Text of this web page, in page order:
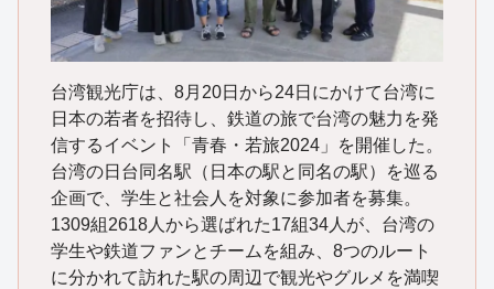
台湾観光庁は、8月20日から24日にかけて台湾に
日本の若者を招待し、鉄道の旅で台湾の魅力を発
信するイベント「青春・若旅2024」を開催した。
台湾の日台同名駅（日本の駅と同名の駅）を巡る
企画で、学生と社会人を対象に参加者を募集。
1309組2618人から選ばれた17組34人が、台湾の
学生や鉄道ファンとチームを組み、8つのルート
に分かれて訪れた駅の周辺で観光やグルメを満喫